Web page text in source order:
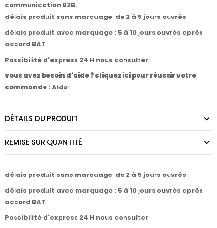
communication B2B.
délais produit sans marquage de 2 à 5 jours ouvrés
délais produit avec marquage : 5 à 10 jours ouvrés après
accord BAT
Possibilité d'express 24 H nous consulter
vous avez besoin d'aide ? cliquez ici pour réussir votre
commande : Aide
DÉTAILS DU PRODUIT
REMISE SUR QUANTITÉ
délais produit sans marquage de 2 à 5 jours ouvrés
délais produit avec marquage : 5 à 10 jours ouvrés après
accord BAT
Possibilité d'express 24 H nous consulter